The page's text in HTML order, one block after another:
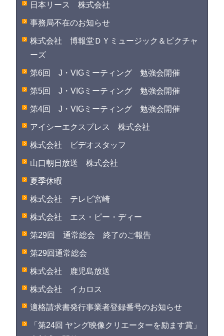
日本リース 株式会社
事務局不在のお知らせ
株式会社 博報堂ＤＹミュージック＆ピクチャ
ーズ
第6回 J・VIGミーティング 勉強会開催
第5回 J・VIGミーティング 勉強会開催
第4回 J・VIGミーティング 勉強会開催
アイシーエクスプレス 株式会社
株式会社 ビデオスタッフ
山口朝日放送 株式会社
夏季休暇
株式会社 テレビ宮崎
株式会社 エス・ピー・ディー
第29回 通常総会 終了のご報告
第29回通常総会
株式会社 鹿児島放送
株式会社 イカロス
適格請求書発行事業者登録番号のお知らせ
「第24回 ヤング映像クリエーターを励ます賞」